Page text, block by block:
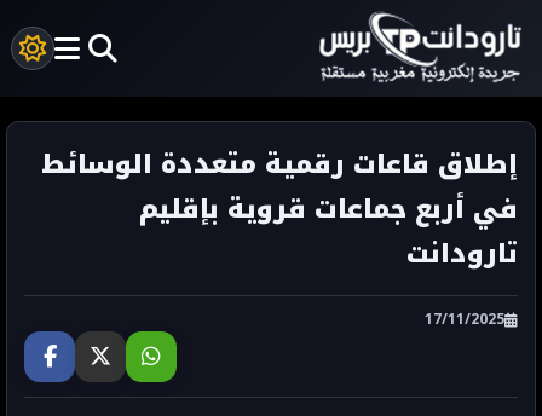
إطلاق قاعات رقمية متعددة الوسائط
في أربع جماعات قروية بإقليم
تارودانت
17/11/2025